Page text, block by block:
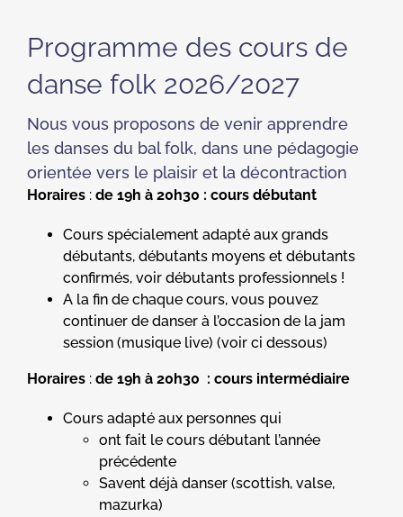
Programme des cours de
danse folk 2026/2027
Nous vous proposons de venir apprendre
les danses du bal folk, dans une pédagogie
orientée vers le plaisir et la décontraction
Horaires: de 19h à 20h30 : cours débutant
Cours spécialement adapté aux grands
débutants, débutants moyens et débutants
confirmés, voir débutants professionnels !
A la fin de chaque cours, vous pouvez
continuer de danser à l’occasion de la jam
session (musique live) (voir ci dessous)
Horaires: de 19h à 20h30 : cours intermédiaire
Cours adapté aux personnes qui
ont fait le cours débutant l’année
précédente
Savent déjà danser (scottish, valse,
mazurka)